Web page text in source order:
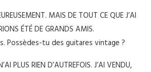
MAIS DE TOUT CE QUE J’AI
ÉTÉ DE GRANDS AMIS.
Possèdes-tu des guitares vintage ?
PLUS RIEN D’AUTREFOIS. J’AI VENDU,